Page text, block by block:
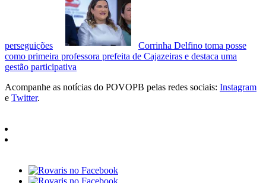
perseguições
Corrinha Delfino toma posse
como primeira professora prefeita de Cajazeiras e destaca uma
gestão participativa
Acompanhe as notícias do POVOPB pelas redes sociais: Instagram
e Twitter.